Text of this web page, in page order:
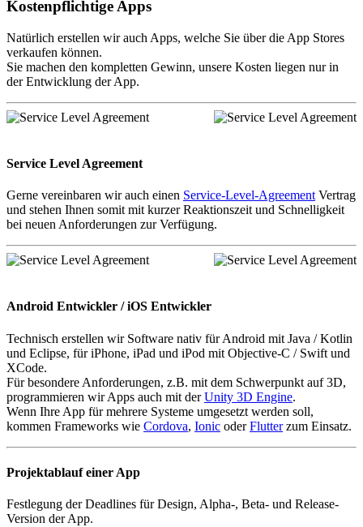
Kostenpflichtige Apps
Natürlich erstellen wir auch Apps, welche Sie über die App Stores
verkaufen können.
Sie machen den kompletten Gewinn, unsere Kosten liegen nur in
der Entwicklung der App.
Service Level Agreement
Gerne vereinbaren wir auch einen Service-Level-Agreement Vertrag
und stehen Ihnen somit mit kurzer Reaktionszeit und Schnelligkeit
bei neuen Anforderungen zur Verfügung.
Android Entwickler / iOS Entwickler
Technisch erstellen wir Software nativ für Android mit Java / Kotlin
und Eclipse, für iPhone, iPad und iPod mit Objective-C / Swift und
XCode.
Für besondere Anforderungen, z.B. mit dem Schwerpunkt auf 3D,
programmieren wir Apps auch mit derUnity 3D Engine.
Wenn Ihre App für mehrere Systeme umgesetzt werden soll,
kommen Frameworks wie Cordova, Ionic oderFlutterzum Einsatz.
Projektablauf einer App
Festlegung der Deadlines für Design, Alpha-, Beta- und Release-
Version der App.